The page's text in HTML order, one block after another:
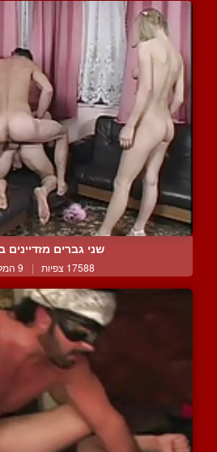
שני גברים מזדיינים
17588 צפיות | 9 המלצות